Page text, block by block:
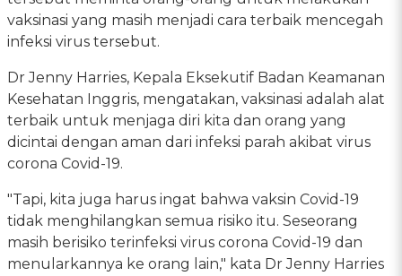
vaksinasi yang masih menjadi cara terbaik mencegah
infeksi virus tersebut.
Dr Jenny Harries, Kepala Eksekutif Badan Keamanan
Kesehatan Inggris, mengatakan, vaksinasi adalah alat
terbaik untuk menjaga diri kita dan orang yang
dicintai dengan aman dari infeksi parah akibat virus
corona Covid-19.
"Tapi, kita juga harus ingat bahwa vaksin Covid-19
tidak menghilangkan semua risiko itu. Seseorang
masih berisiko terinfeksi virus corona Covid-19 dan
menularkannya ke orang lain," kata Dr Jenny Harries